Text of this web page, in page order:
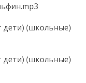
дети) (школьные)
дети) (школьные)